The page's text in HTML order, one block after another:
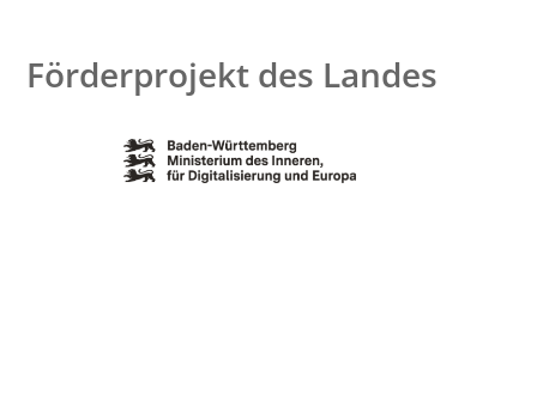
Förderprojekt des Landes